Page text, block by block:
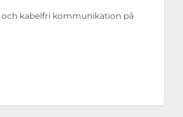
kabel­fri kommunikation på